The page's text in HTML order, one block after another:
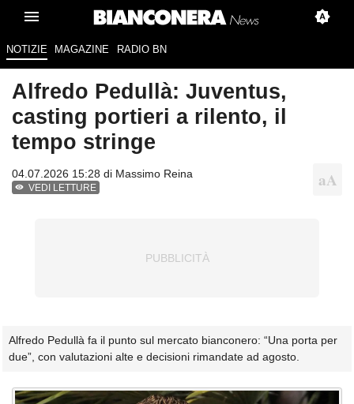
NOTIZIE MAGAZINE RADIO BN
Alfredo Pedullà: Juventus,
casting portieri a rilento, il
tempo stringe
04.07.2026 15:28 di Massimo Reina
VEDI LETTURE
Alfredo Pedullà fa il punto sul mercato bianconero: “Una porta per
due”, con valutazioni alte e decisioni rimandate ad agosto.